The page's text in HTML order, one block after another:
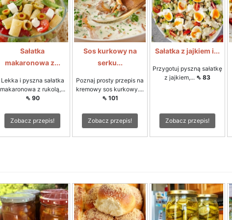
Sałatka
makaronowa z...
Lekka i pyszna sałatka
makaronowa z rukolą,...
⇖ 90
Zobacz przepis!
Sos kurkowy na
serku...
Poznaj prosty przepis na
kremowy sos kurkowy....
⇖ 101
Zobacz przepis!
Sałatka z jajkiem i...
Przygotuj pyszną sałatkę
z jajkiem,... ⇖ 83
Zobacz przepis!